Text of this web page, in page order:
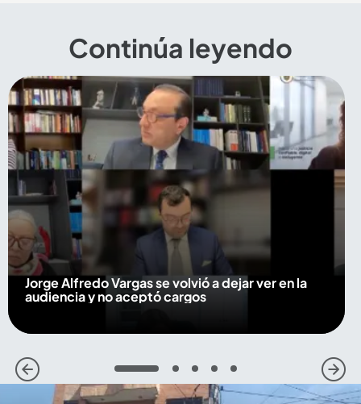
Continúa leyendo
Jorge Alfredo Vargas se volvió a dejar ver en la
audiencia y no aceptó cargos
1 2 3 4 5